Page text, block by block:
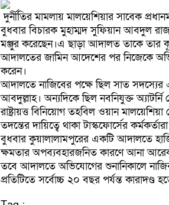
দুর্নীতির মামলায় মালয়েশিয়ার সাবেক
বুধবার বিচারক মুহাম্মদ সুফিয়ান আবদুল
মঞ্জুর করেছেন।এ ছাড়া আদালত তাকে তার
আদালতের জামিন আদেশের পর নিজেকে
করেন।
আদালতে নাজিবের পক্ষে ছিল সাত
আবদুল্লাহ। অন্যদিকে ছিল নবনিযুক্ত
রাষ্ট্রায়ত্ত বিনিয়োগ তহবিল ওয়ান
তদন্তের দায়িত্বে থাকা টাস্কফোর্সের
বুধবার কুয়ালালামপুরের একটি আদালতে
ক্ষমতার অপব্যবহারজনিত কারণে আনা
তবে আদালতে অভিযোগের শুনানিকালে
প্রতিটিতে সর্বোচ্চ ২০ বছর পর্যন্ত কারাদণ্ড